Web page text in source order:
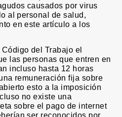
causados por virus
al personal de salud,
en este artículo a los
del Trabajo el
las personas que entren en
incluso hasta 12 horas
remuneración fija sobre
esto a la imposición
no existe una
sobre el pago de internet